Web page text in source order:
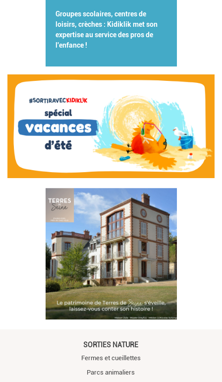
Groupes scolaires, centres de
loisirs, crèches : Kidiklik met son
expertise au service des pros de
l'enfance !
SORTIES NATURE
Fermes et cueillettes
Parcs animaliers